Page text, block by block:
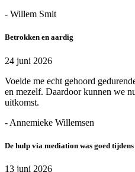
- Willem Smit
Betrokken en aardig
24 juni 2026
Voelde me echt gehoord
en mezelf. Daardoor kunnen we
uitkomst.
- Annemieke Willemsen
De hulp via mediation was goed tijdens
13 juni 2026